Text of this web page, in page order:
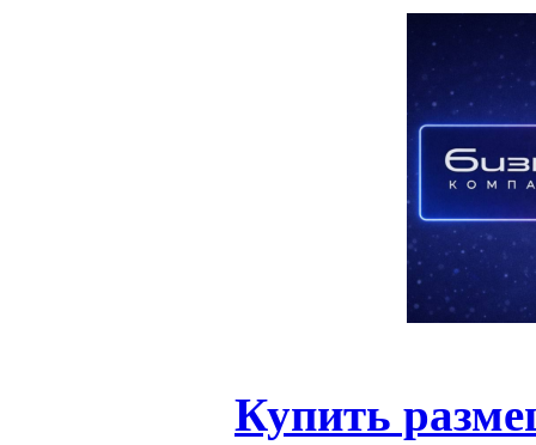
Купить